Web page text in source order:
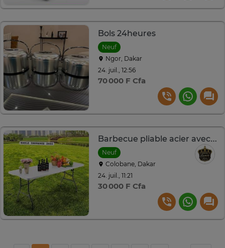
Bols 24heures
Neuf
Ngor, Dakar
24. juil., 12:56
70 000 F Cfa
Barbecue pliable acier avec une grande surface de cuisson
Neuf
Colobane, Dakar
24. juil., 11:21
30 000 F Cfa